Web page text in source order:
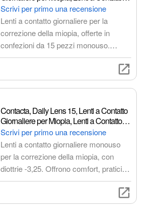
fondamentali di questa disciplina
artistica unica, adatta sia ai ballerini
esperti che ai neofiti curiosi.
Usa e Getta Sicure e Facili da Applicare,
Diottrie -5,00, Confezione da 15 Lenti
Monouso
Scrivi per primo una recensione
Lenti a contatto giornaliere per la
correzione della miopia, offerte in
confezioni da 15 pezzi monouso.
Pratiche, igieniche e confortevoli,
una soluzione semplice e senza
tutto il giorno. Grazie al design sottile e
al sistema di idratazione, offrono un
comfort ottimale per uno stile di vita
attivo.
Contacta, Daily Lens 15, Lenti a Contatto
Giornaliere per Miopia, Lenti a Contatto
Usa e Getta Sicure e Facili da Applicare,
Diottrie -3,25, Confezione da 15 Lenti
Monouso
Scrivi per primo una recensione
Lenti a contatto giornaliere monouso
per la correzione della miopia, con
diottrie -3,25. Offrono comfort, praticità
e igiene grazie al design sottile, al
sistema di idratazione “slow release” e
alla confezione da 15 lenti sigillate